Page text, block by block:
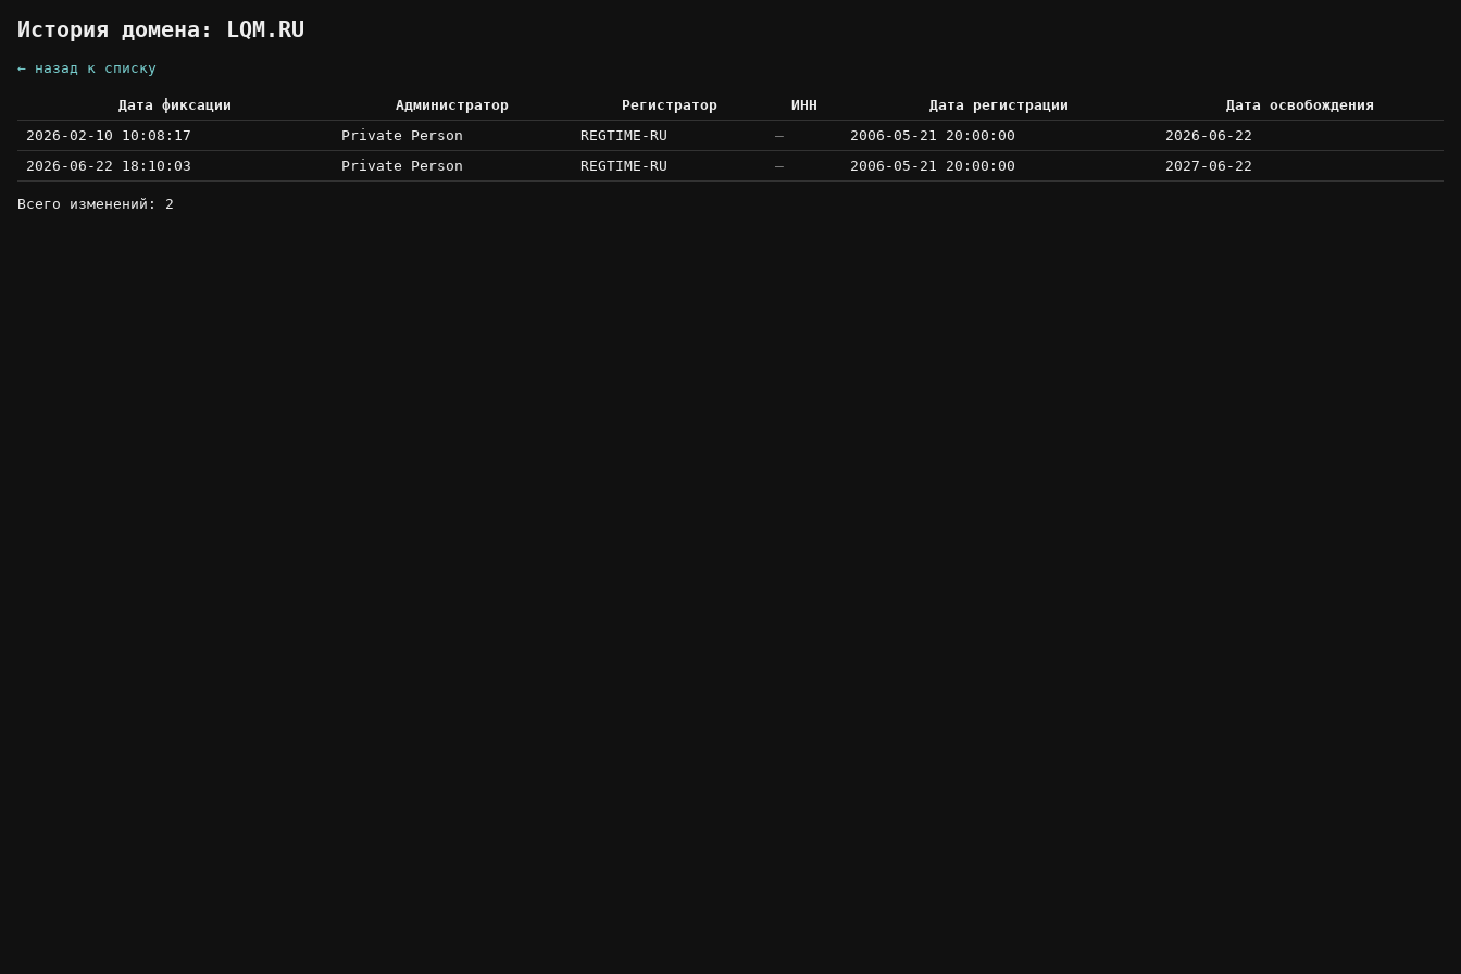
История домена: LQM.RU
← назад к списку
Дата фиксации Администратор Регистратор ИНН Дата регистрации
Дата освобождения
2026-02-10 10:08:17
Private Person REGTIME-RU — 2006-05-21 20:00:00
2026-06-22
2026-06-22 18:10:03
Private Person REGTIME-RU — 2006-05-21 20:00:00 2027-06-22
Всего изменений: 2